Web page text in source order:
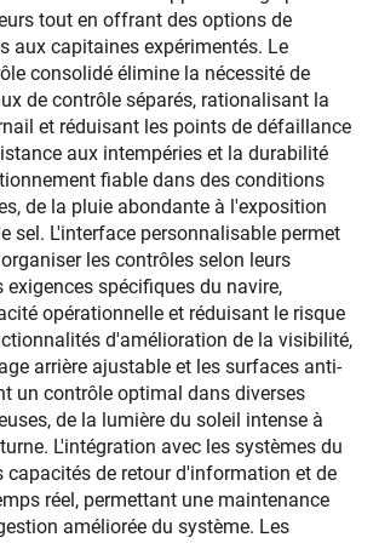
tout en offrant des options de
aux capitaines expérimentés. Le
consolidé élimine la nécessité de
de contrôle séparés, rationalisant la
et réduisant les points de défaillance
aux intempéries et la durabilité
fiable dans des conditions
de la pluie abondante à l'exposition
sel. L'interface personnalisable permet
les contrôles selon leurs
exigences spécifiques du navire,
opérationnelle et réduisant le risque
d'amélioration de la visibilité,
arrière ajustable et les surfaces anti-
un contrôle optimal dans diverses
de la lumière du soleil intense à
L'intégration avec les systèmes du
capacités de retour d'information et de
réel, permettant une maintenance
améliorée du système. Les